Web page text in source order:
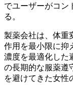
でユーザーがコン
る。
製薬会社は、体重
作用を最小限に抑
濃度を最適化した
の長期的な服薬遵
を避けてきた女性